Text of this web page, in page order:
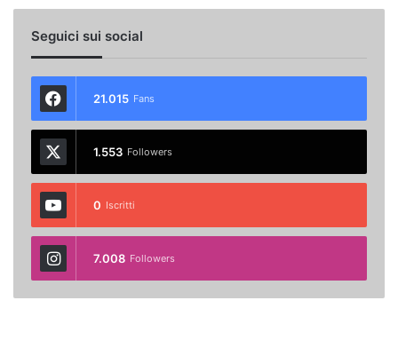
Seguici sui social
21.015 Fans
1.553 Followers
0 Iscritti
7.008 Followers